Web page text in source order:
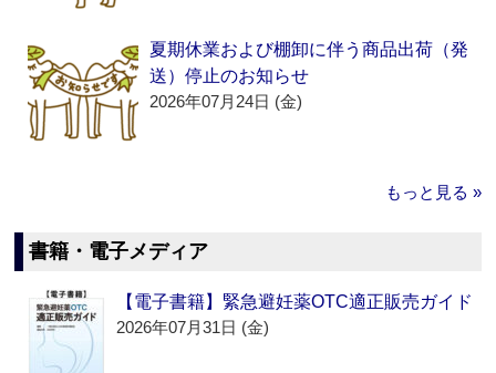
夏期休業および棚卸に伴う商品出荷（発
送）停止のお知らせ
2026年07月24日 (金)
もっと見る »
書籍・電子メディア
【電子書籍】緊急避妊薬OTC適正販売ガイド
2026年07月31日 (金)